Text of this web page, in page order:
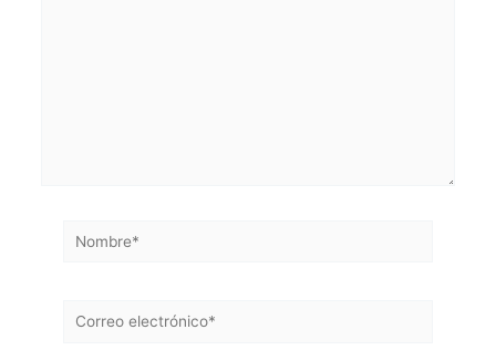
Nombre*
Correo